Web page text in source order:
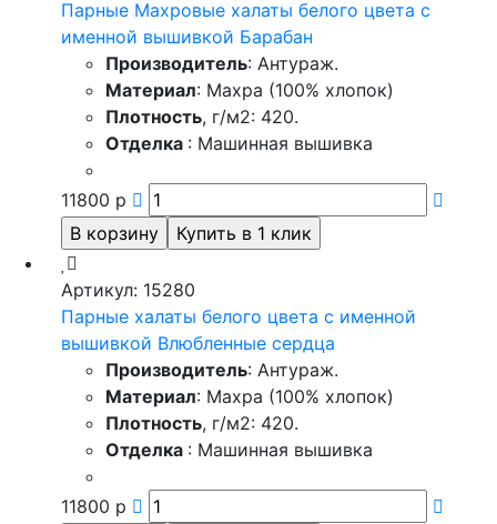
Парные Махровые халаты белого цвета с
именной вышивкой Барабан
Производитель: Антураж.
Материал: Махра (100% хлопок)
Плотность, г/м2: 420.
Отделка : Машинная вышивка
11800 р
Артикул: 15280
Парные халаты белого цвета с именной
вышивкой Влюбленные сердца
Производитель: Антураж.
Материал: Махра (100% хлопок)
Плотность, г/м2: 420.
Отделка : Машинная вышивка
11800 р